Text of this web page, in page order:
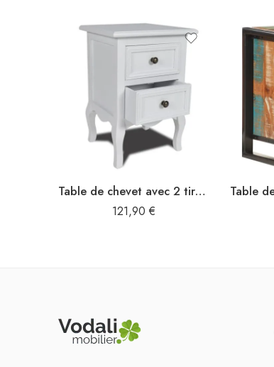
Table de chevet avec 2 tiroirs MDF Blanc
121,90 €